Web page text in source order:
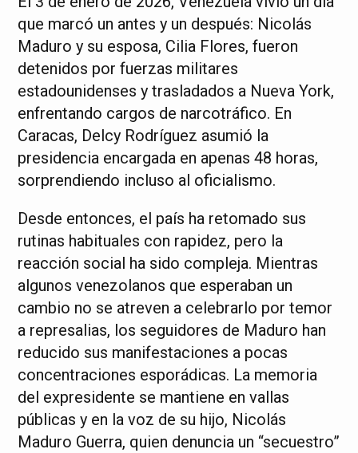
que marcó un antes y un después: Nicolás
Maduro y su esposa, Cilia Flores, fueron
detenidos por fuerzas militares
estadounidenses y trasladados a Nueva York,
enfrentando cargos de narcotráfico. En
Caracas, Delcy Rodríguez asumió la
presidencia encargada en apenas 48 horas,
sorprendiendo incluso al oficialismo.
Desde entonces, el país ha retomado sus
rutinas habituales con rapidez, pero la
reacción social ha sido compleja. Mientras
algunos venezolanos que esperaban un
cambio no se atreven a celebrarlo por temor
a represalias, los seguidores de Maduro han
reducido sus manifestaciones a pocas
concentraciones esporádicas. La memoria
del expresidente se mantiene en vallas
públicas y en la voz de su hijo, Nicolás
Maduro Guerra, quien denuncia un “secuestro”